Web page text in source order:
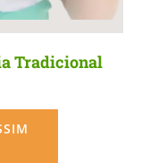
Tradicional